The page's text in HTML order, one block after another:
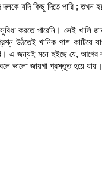
যদি কিছু দিতে পারি ; তখন
করতে পারেনি। সেই খালি
উঠতেই খানিক পাশ
এ জন্যই মনে হইছে যে, আগের
ভালো জায়গা প্রস্তুত হয়ে